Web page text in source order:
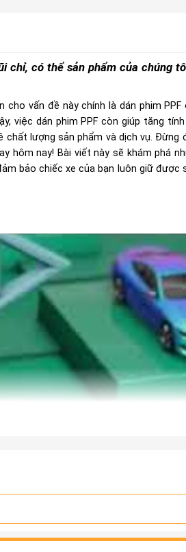
có thể sản phẩm của chúng
vấn đề này chính là dán phim
việc dán phim PPF còn giúp tăng
lượng sản phẩm và dịch vụ.
hôm nay! Bài viết này sẽ khám phá
bảo chiếc xe của bạn luôn giữ